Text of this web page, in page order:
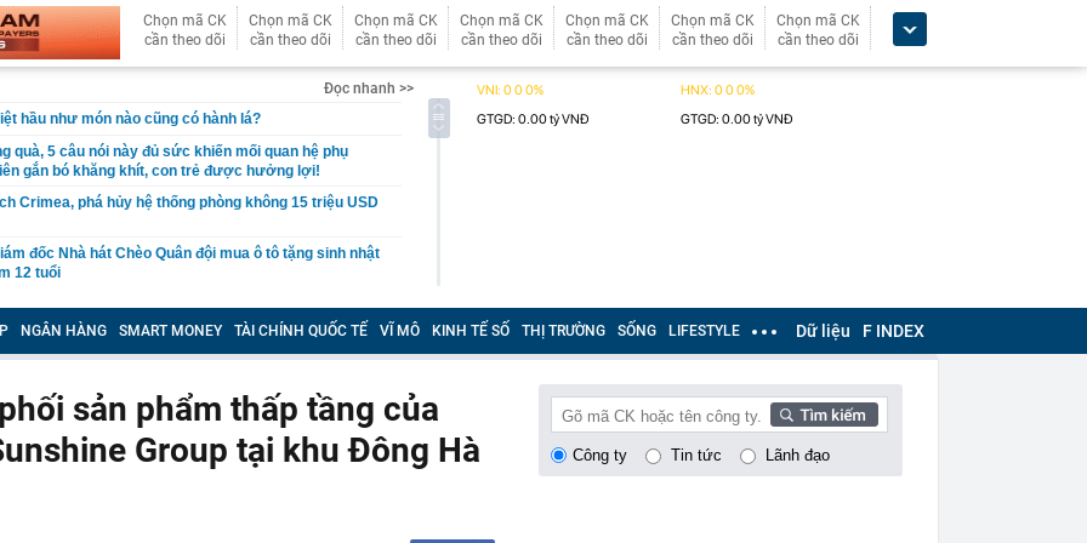
Chọn mã CK
cần theo dõi
Chọn mã CK
cần theo dõi
Chọn mã CK
cần theo dõi
Chọn mã CK
cần theo dõi
Chọn mã CK
cần theo dõi
Chọn mã CK
cần theo dõi
Chọn mã CK
cần theo dõi
Đọc nhanh >>
hầu như món nào cũng có hành lá?
quà, 5 câu nói này đủ sức khiến mối quan hệ phụ
gắn bó khăng khít, con trẻ được hưởng lợi!
Crimea, phá hủy hệ thống phòng không 15 triệu USD
đốc Nhà hát Chèo Quân đội mua ô tô tặng sinh nhật
12 tuổi
"dính" gần 100 lần phạt nguội do chạy quá tốc độ quy
7/2026 vi phạm 21 lần
bực bội vì lộ tin về kho đạn dược Mỹ
đón đợt nắng nóng mới, chấm dứt mưa dông
mà nấu dễ từ "vua của các loại rau", giàu axit folic gấp
NGÂN HÀNG SMART MONEY TÀI CHÍNH QUỐC TẾ VĨ MÔ KINH TẾ SỐ THỊ TRƯỜNG SỐNG LIFESTYLE Dữ liệu F INDEX
sản phẩm thấp tầng của
Group tại khu Đông Hà
Công ty Tin tức Lãnh đạo